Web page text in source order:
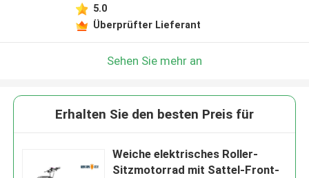
5.0
Überprüfter Lieferant
Sehen Sie mehr an
Erhalten Sie den besten Preis für
Weiche elektrisches Roller-
Sitzmotorrad mit Sattel-Front-